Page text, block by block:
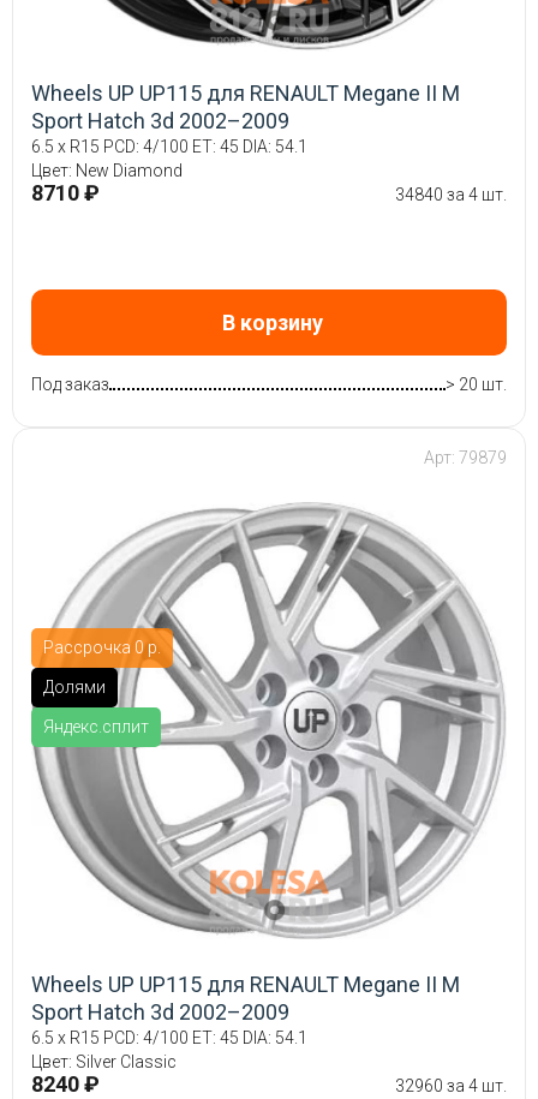
Wheels UP UP115 для RENAULT Megane II M
Sport Hatch 3d 2002–2009
6.5 x R15 PCD: 4/100 ET: 45 DIA: 54.1
Цвет: New Diamond
8710 ₽ 34840 за 4 шт.
В корзину
Под заказ > 20 шт.
Рассрочка 0 р.
Долями
Яндекс.сплит
Арт: 79879
Wheels UP UP115 для RENAULT Megane II M
Sport Hatch 3d 2002–2009
6.5 x R15 PCD: 4/100 ET: 45 DIA: 54.1
Цвет: Silver Classic
8240 ₽ 32960 за 4 шт.